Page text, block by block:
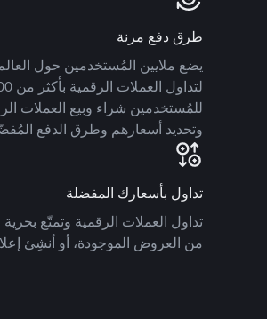
طرق دفع مرنة
للمُستخدمين شراء وبيع العملات
وتحديد أسعارهم وطرق الدفع
تداول بأسعارك المفضلة
تداول العملات الرقمية وتمتّع
من العروض الموجودة، أو أنشِئ